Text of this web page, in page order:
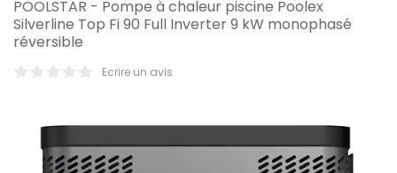
POOLSTAR - Pompe à chaleur piscine Poolex
Silverline Top Fi 90 Full Inverter 9 kW monophasé
réversible
Ecrire un avis